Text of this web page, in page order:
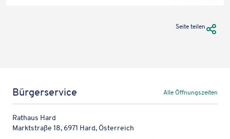
Seite teilen URL
Bürgerservice Alle Öffnungszeiten
Rathaus Hard
Marktstraße 18, 6971 Hard, Österreich